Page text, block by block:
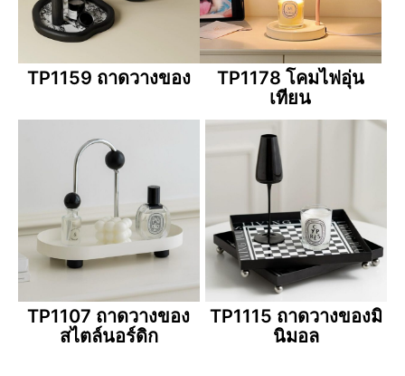
TP1159 ถาดวางของ
TP1178 โคมไฟอุ่น
เทียน
TP1107 ถาดวางของ
สไตล์นอร์ดิก
TP1115 ถาดวางของมิ
นิมอล